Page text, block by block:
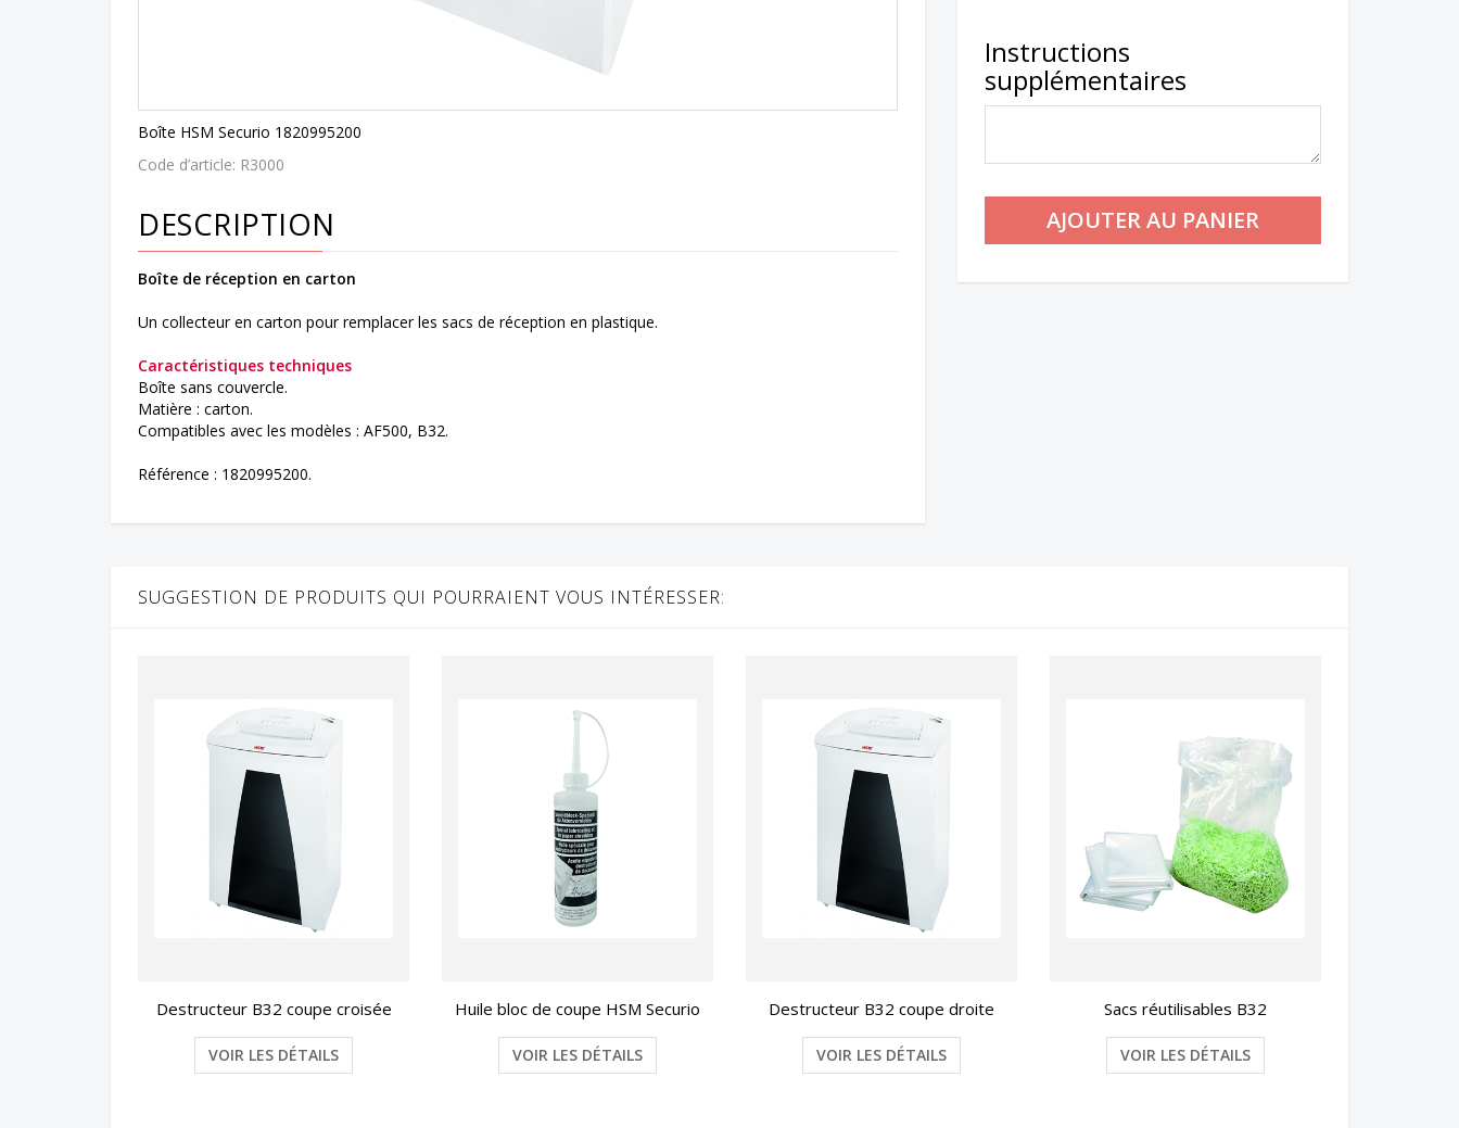
Instructions
supplémentaires
Boîte HSM Securio 1820995200
Code d’article: R3000
DESCRIPTION
Boîte de réception en carton
Un collecteur en carton pour remplacer les sacs de réception en plastique.
Caractéristiques techniques
Boîte sans couvercle.
Matière : carton.
Compatibles avec les modèles : AF500, B32.
Référence : 1820995200.
SUGGESTION DE PRODUITS QUI POURRAIENT VOUS INTÉRESSER:
Destructeur B32 coupe croisée
VOIR LES DÉTAILS
Huile bloc de coupe HSM Securio
VOIR LES DÉTAILS
Destructeur B32 coupe droite
VOIR LES DÉTAILS
Sacs réutilisables B32
VOIR LES DÉTAILS